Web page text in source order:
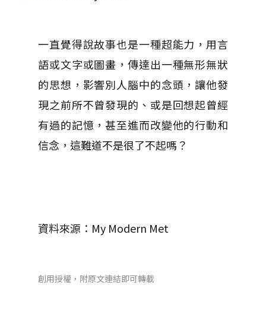
一直覺得說故事也是一種超能力，用言
語或文字或圖畫，傳達出一種無形無狀
的思想，影響別人腦中的念頭，讓他發
現之前所不曾發現的、或是回想起曾經
有過的記憶，甚至進而改變他的行動和
信念，這難道不是很了不起嗎？
資料來源：My Modern Met
創用授權，附原文連結即可轉載